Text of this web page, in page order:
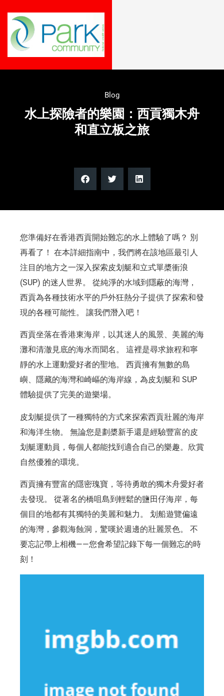
Blog
水上探險者的樂園：西貢獨木舟
和直立板之旅
您準備好在香港西貢開始難忘的水上體驗了嗎？ 別
再看了！ 在本詳細指南中，我們將在該地區最引人
注目的地方之一深入探索皮划艇和立式單槳衝浪
(SUP) 的迷人世界。 從純淨的水域到隱蔽的海灣，
西貢為各種技術水平的戶外狂熱分子提供了探索和發
現的各種可能性。 讓我們潛入吧！
西貢坐落在香港東海岸，以其迷人的風景、美麗的海
灘和清澈見底的海水而聞名。 這裡是尋求旅程和寧
靜的水上運動愛好者的聖地。 西貢擁有無數的島
嶼、隱藏的海灣和崎嶇的海岸線，為皮划艇和 SUP
體驗提供了完美的遊樂場。
皮划艇提供了一種獨特的方式來探索西貢壯麗的海岸
和海洋生物。 無論您是劃槳新手還是經驗豐富的皮
划艇運動員，每個人都能找到適合自己的樂趣。欣賞
自然優雅的環境。
西貢擁有豐富的隱密瑰寶，等待勇敢的獨木舟愛好者
去發現。 從著名的橋咀島到輕鬆的鹽田仔海岸，每
個目的地都有其獨特的美麗和魅力。 划船遊覽偏遠
的海灣，參觀海蝕洞，驚嘆於週邊的壯麗景色。 不
要忘記帶上相機——您會希望記錄下每一個難忘的時
刻！